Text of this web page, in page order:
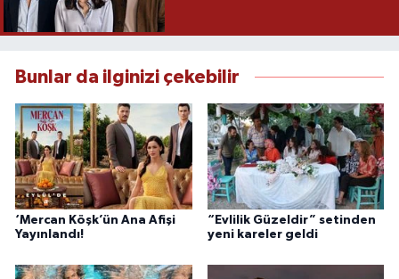
Bunlar da ilginizi çekebilir
‘Mercan Köşk’ün Ana Afişi
Yayınlandı!
“Evlilik Güzeldir” setinden
yeni kareler geldi